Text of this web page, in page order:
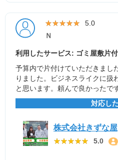
★★★★★
★★★★★ 5.0
Ｎ
利用したサービス: ゴミ屋敷片
予算内で片付けていただきまし
りました。ビジネスライクに扱
と思います。頼んで良かったで
対応し
株式会社きずな屋
★★★★★
★★★★★ 5.0